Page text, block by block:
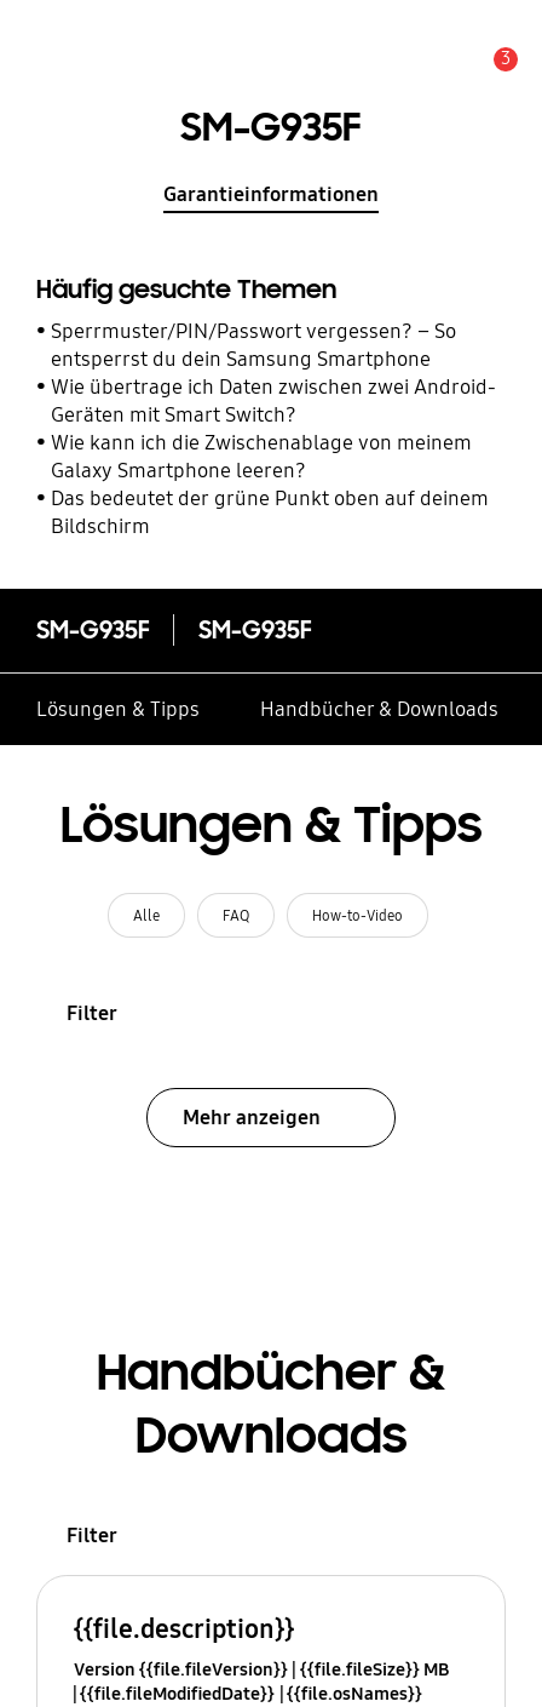
3
SM-G935F
Garantieinformationen
Häufig gesuchte Themen
Sperrmuster/PIN/Passwort vergessen? – So
entsperrst du dein Samsung Smartphone
Wie übertrage ich Daten zwischen zwei Android-
Geräten mit Smart Switch?
Wie kann ich die Zwischenablage von meinem
Galaxy Smartphone leeren?
Das bedeutet der grüne Punkt oben auf deinem
Bildschirm
SM-G935F SM-G935F
Lösungen & Tipps Handbücher & Downloads
Lösungen & Tipps
Alle FAQ How-to-Video
Filter
Mehr anzeigen
Handbücher &
Downloads
Filter
{{file.description}}
Version {{file.fileVersion}} {{file.fileSize}} MB
{{file.fileModifiedDate}} {{file.osNames}}